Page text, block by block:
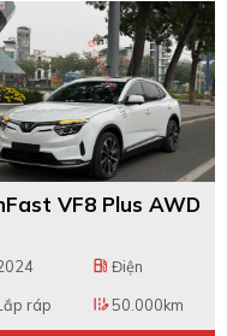
VF8 Plus AWD
local_gas_station Điện
ráp edit_road50.000km